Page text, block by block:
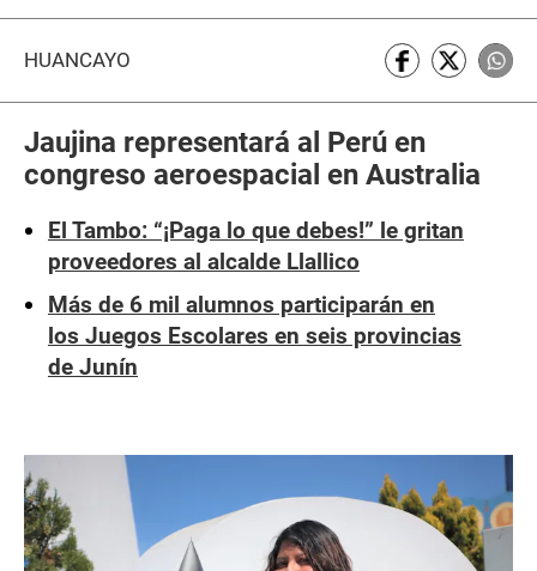
HUANCAYO
Jaujina representará al Perú en
congreso aeroespacial en Australia
El Tambo: “¡Paga lo que debes!” le gritan
proveedores al alcalde Llallico
Más de 6 mil alumnos participarán en
los Juegos Escolares en seis provincias
de Junín